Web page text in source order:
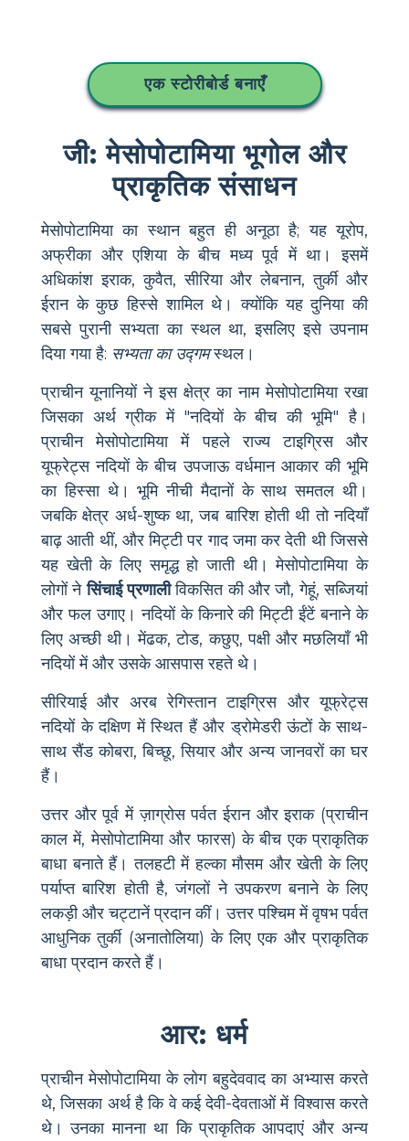
एक स्टोरीबोर्ड बनाएँ
जी: मेसोपोटामिया भूगोल और
प्राकृतिक संसाधन
मेसोपोटामिया का स्थान बहुत ही अनूठा है; यह यूरोप,
अफ्रीका और एशिया के बीच मध्य पूर्व में था। इसमें
अधिकांश इराक, कुवैत, सीरिया और लेबनान, तुर्की और
ईरान के कुछ हिस्से शामिल थे। क्योंकि यह दुनिया की
सबसे पुरानी सभ्यता का स्थल था, इसलिए इसे उपनाम
दिया गया है: सभ्यता का उद्गमस्थल।
प्राचीन यूनानियों ने इस क्षेत्र का नाम मेसोपोटामिया रखा
जिसका अर्थ ग्रीक में "नदियों के बीच की भूमि" है।
प्राचीन मेसोपोटामिया में पहले राज्य टाइग्रिस और
यूफ्रेट्स नदियों के बीच उपजाऊ वर्धमान आकार की भूमि
का हिस्सा थे। भूमि नीची मैदानों के साथ समतल थी।
जबकि क्षेत्र अर्ध-शुष्क था, जब बारिश होती थी तो नदियाँ
बाढ़ आती थीं, और मिट्टी पर गाद जमा कर देती थी जिससे
यह खेती के लिए समृद्ध हो जाती थी। मेसोपोटामिया के
लोगों नेसिंचाई प्रणालीविकसित की और जौ, गेहूं, सब्जियां
और फल उगाए। नदियों के किनारे की मिट्टी ईंटें बनाने के
लिए अच्छी थी। मेंढक, टोड, कछुए, पक्षी और मछलियाँ भी
नदियों में और उसके आसपास रहते थे।
सीरियाई और अरब रेगिस्तान टाइग्रिस और यूफ्रेट्स
नदियों के दक्षिण में स्थित हैं और ड्रोमेडरी ऊंटों के साथ-
साथ सैंड कोबरा, बिच्छू, सियार और अन्य जानवरों का घर
हैं।
उत्तर और पूर्व में ज़ाग्रोस पर्वत ईरान और इराक (प्राचीन
काल में, मेसोपोटामिया और फारस) के बीच एक प्राकृतिक
बाधा बनाते हैं। तलहटी में हल्का मौसम और खेती के लिए
पर्याप्त बारिश होती है, जंगलों ने उपकरण बनाने के लिए
लकड़ी और चट्टानें प्रदान कीं। उत्तर पश्चिम में वृषभ पर्वत
आधुनिक तुर्की (अनातोलिया) के लिए एक और प्राकृतिक
बाधा प्रदान करते हैं।
आर: धर्म
प्राचीन मेसोपोटामिया के लोग बहुदेववाद का अभ्यास करते
थे, जिसका अर्थ है कि वे कई देवी-देवताओं में विश्वास करते
थे। उनका मानना था कि प्राकृतिक आपदाएं और अन्य